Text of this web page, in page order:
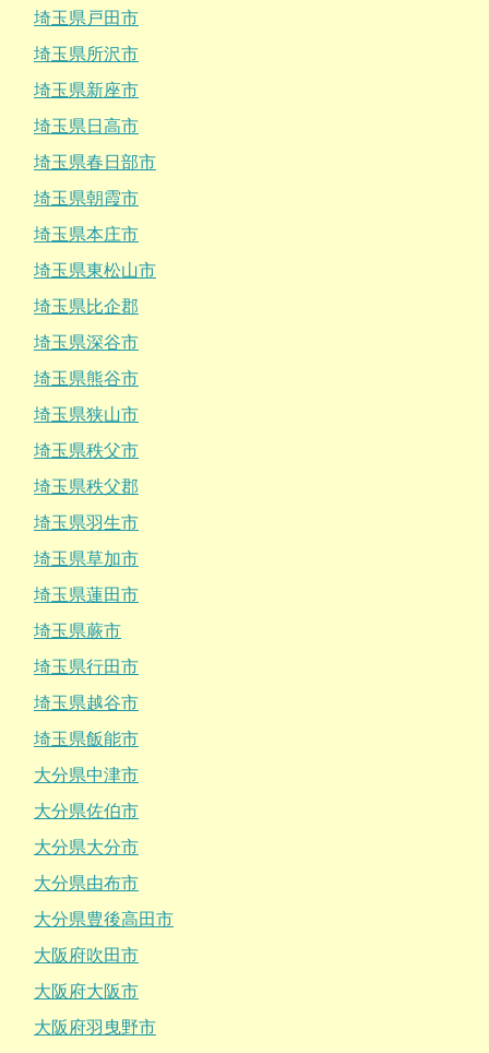
埼玉県戸田市
埼玉県所沢市
埼玉県新座市
埼玉県日高市
埼玉県春日部市
埼玉県朝霞市
埼玉県本庄市
埼玉県東松山市
埼玉県比企郡
埼玉県深谷市
埼玉県熊谷市
埼玉県狭山市
埼玉県秩父市
埼玉県秩父郡
埼玉県羽生市
埼玉県草加市
埼玉県蓮田市
埼玉県蕨市
埼玉県行田市
埼玉県越谷市
埼玉県飯能市
大分県中津市
大分県佐伯市
大分県大分市
大分県由布市
大分県豊後高田市
大阪府吹田市
大阪府大阪市
大阪府羽曳野市